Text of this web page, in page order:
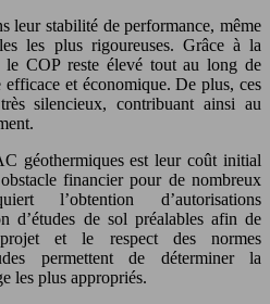
leur stabilité de performance, même
les plus rigoureuses. Grâce à la
le COP reste élevé tout au long de
efficace et économique. De plus, ces
silencieux, contribuant ainsi au
géothermiques est leur coût initial
financier pour de nombreux
l’obtention d’autorisations
d’études de sol préalables afin de
et le respect des normes
permettent de déterminer la
les plus appropriés.